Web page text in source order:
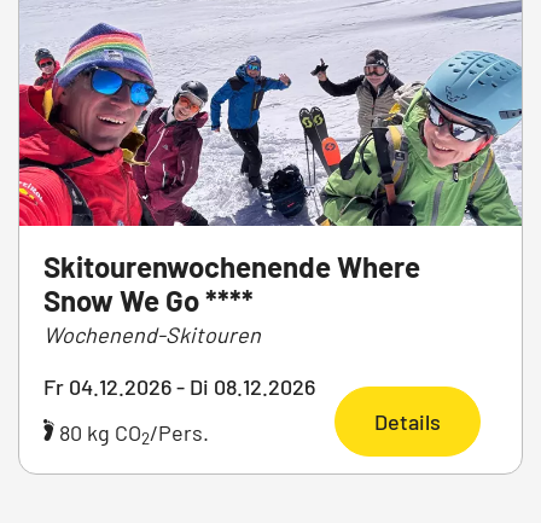
Skitourenwochenende Where
Snow We Go ****
Wochenend-Skitouren
Fr 04.12.2026 - Di 08.12.2026
80 kg CO2/Pers. Details